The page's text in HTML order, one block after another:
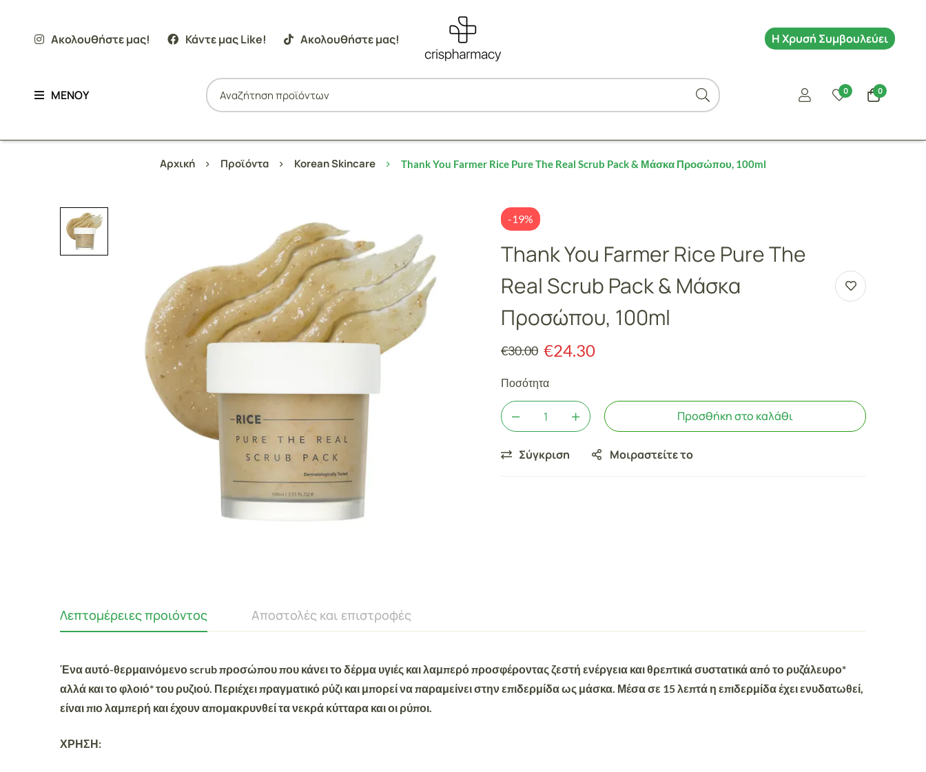
ΜΕΝΟΥ 0 0
Ακολουθήστε μας! Κάντε μας Like! Ακολουθήστε μας! Η Χρυσή Συμβουλεύει
Αρχική Προϊόντα Korean Skincare Thank You Farmer Rice Pure The Real Scrub Pack & Μάσκα Προσώπου, 100ml
-19%
Thank You Farmer Rice Pure The
Real Scrub Pack & Μάσκα
Προσώπου, 100ml
€30.00 €24.30
Ποσότητα
Προσθήκη στο καλάθι
Σύγκριση Μοιραστείτε το
Λεπτομέρειες προιόντος Αποστολές και επιστροφές
Ένα αυτό-θερμαινόμενο scrub προσώπου που κάνει το δέρμα υγιές και λαμπερό προσφέροντας ζεστή ενέργεια και θρεπτικά συστατικά από το ρυζάλευρο*
αλλά και το φλοιό* του ρυζιού. Περιέχει πραγματικό ρύζι και μπορεί να παραμείνει στην επιδερμίδα ως μάσκα. Μέσα σε 15 λεπτά η επιδερμίδα έχει ενυδατωθεί,
είναι πιο λαμπερή και έχουν απομακρυνθεί τα νεκρά κύτταρα και οι ρύποι.
ΧΡΗΣΗ: